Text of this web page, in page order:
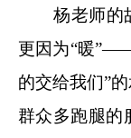
杨老师的
更因为“暖
的交给我们”
群众多跑腿的